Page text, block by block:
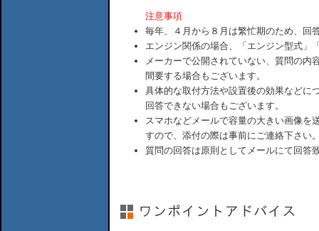
注意事項
毎年、４月から８月は繁忙期のため、回
エンジン関係の場合、「エンジン型式」
メーカーで公開されていない、質問の内
間要する場合もございます。
具体的な取付方法や設置後の効果などに
回答できない場合もございます。
スマホなどメールで容量の大きい画像を
すので、添付の際は事前にご連絡下さい
質問の回答は原則としてメールにて回答